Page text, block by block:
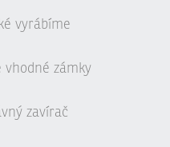
vyrábíme
zámky
zavírač